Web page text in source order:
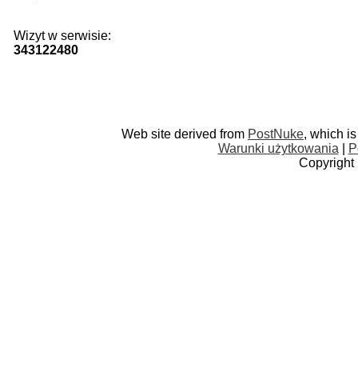
Wizyt w serwisie:
343122480
Web site derived from PostNuke, which
Warunki użytkowania
Copyright